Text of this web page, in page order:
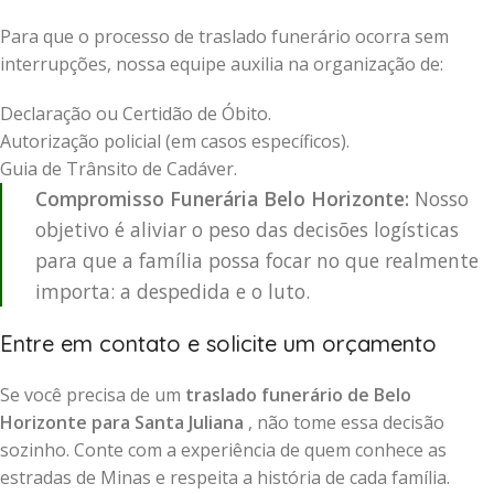
Para que o processo de traslado funerário ocorra sem
interrupções, nossa equipe auxilia na organização de:
Declaração ou Certidão de Óbito.
Autorização policial (em casos específicos).
Guia de Trânsito de Cadáver.
Compromisso Funerária Belo Horizonte: Nosso
objetivo é aliviar o peso das decisões logísticas
para que a família possa focar no que realmente
importa: a despedida e o luto.
Entre em contato e solicite um orçamento
Se você precisa de um traslado funerário de Belo
Horizonte para Santa Juliana , não tome essa decisão
sozinho. Conte com a experiência de quem conhece as
estradas de Minas e respeita a história de cada família.